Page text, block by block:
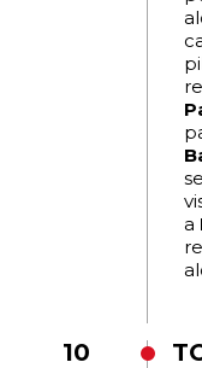
a
10